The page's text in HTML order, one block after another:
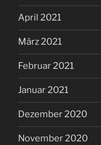
April 2021
März 2021
Februar 2021
Januar 2021
Dezember 2020
November 2020